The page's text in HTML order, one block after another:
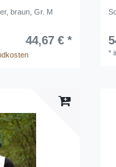
braun, Gr. M
44,67 € *
*